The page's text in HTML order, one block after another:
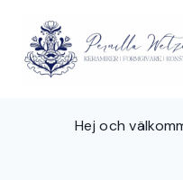
content
Hej och